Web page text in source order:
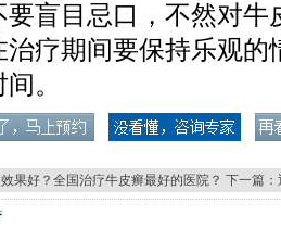
盲目忌口，不然对牛
治疗期间要保持乐观的
。
果好？全国治疗牛皮癣最好的医院？ 下一篇：